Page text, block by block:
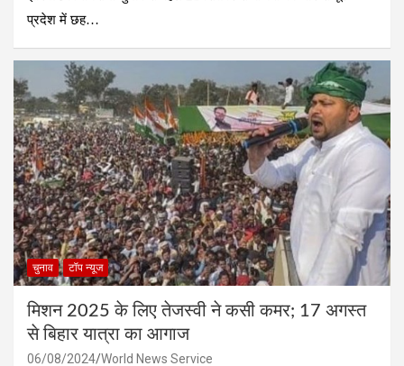
प्रदेश में छह…
चुनाव टॉप न्यूज
मिशन 2025 के लिए तेजस्वी ने कसी कमर; 17 अगस्त
से बिहार यात्रा का आगाज
06/08/2024 World News Service